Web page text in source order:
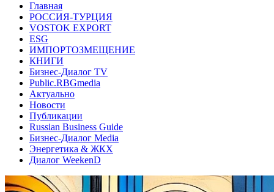
Главная
РОССИЯ-ТУРЦИЯ
VOSTOK EXPORT
ESG
ИМПОРТОЗМЕЩЕНИЕ
КНИГИ
Бизнес-Диалог TV
Public.RBGmedia
Актуально
Новости
Публикации
Russian Business Guide
Бизнес-Диалог Media
Энергетика & ЖКХ
Диалог WeekenD